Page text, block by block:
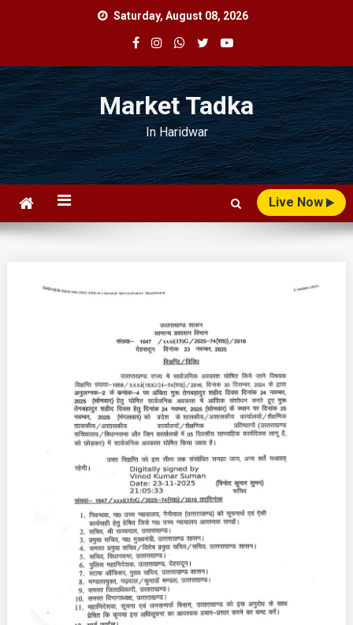
Saturday, August 08, 2026
Market Tadka
In Haridwar
Live Now